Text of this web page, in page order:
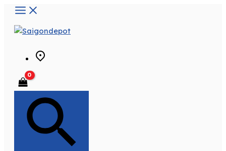
Skip
content
Menu